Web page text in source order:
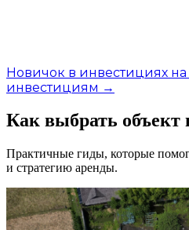
Новичок в инвестициях
инвестициям →
Как выбрать объект
Практичные гиды, которые
и стратегию аренды.